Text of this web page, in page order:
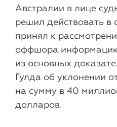
Австралии в лице
решил действовать в
принял к
оффшора
из основных
Гулда об уклонении
на сумму в 40
долларов.